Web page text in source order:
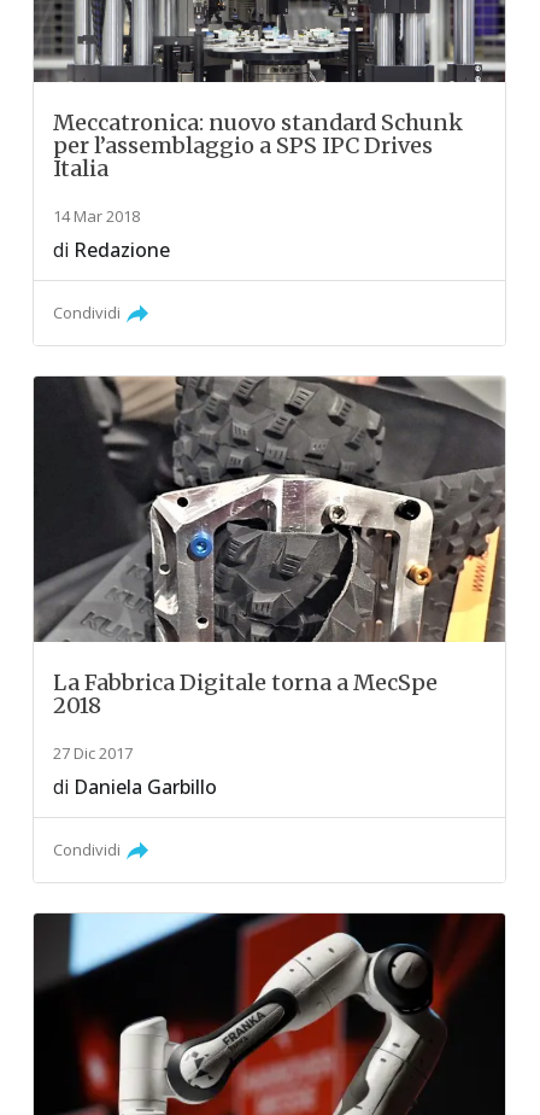
Meccatronica: nuovo standard Schunk
per l’assemblaggio a SPS IPC Drives
Italia
14 Mar 2018
di Redazione
Condividi
La Fabbrica Digitale torna a MecSpe
2018
27 Dic 2017
di Daniela Garbillo
Condividi